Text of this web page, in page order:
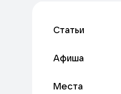
Статьи
Афиша
Места